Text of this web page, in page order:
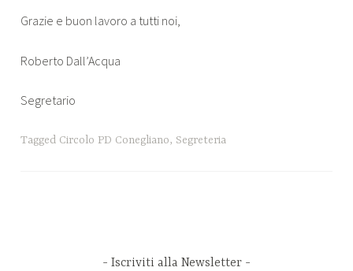
Grazie e buon lavoro a tutti noi,
Roberto Dall’Acqua
Segretario
Tagged Circolo PD Conegliano, Segreteria
Iscriviti alla Newsletter